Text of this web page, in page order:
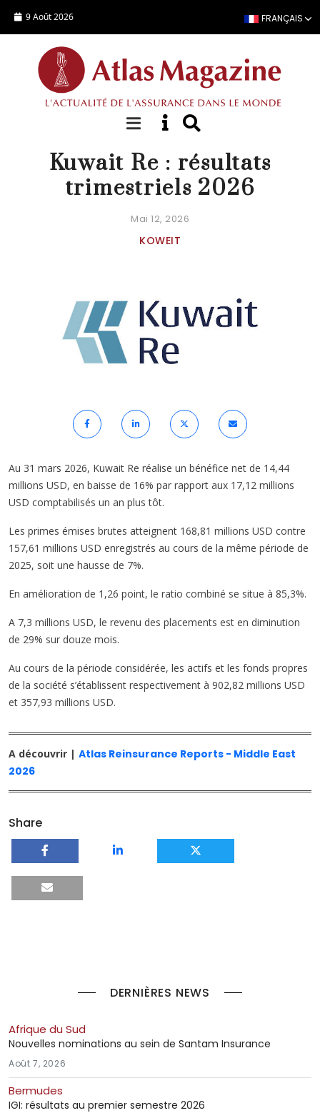
9 Août 2026 FRANÇAIS
ACTUALITÉ
Kuwait Re : résultats
trimestriels 2026
Mai 12, 2026
KOWEIT
Au 31 mars 2026, Kuwait Re réalise un bénéfice net de 14,44
millions USD, en baisse de 16% par rapport aux 17,12 millions
USD comptabilisés un an plus tôt.
Les primes émises brutes atteignent 168,81 millions USD contre
157,61 millions USD enregistrés au cours de la même période de
2025, soit une hausse de 7%.
En amélioration de 1,26 point, le ratio combiné se situe à 85,3%.
A 7,3 millions USD, le revenu des placements est en diminution
de 29% sur douze mois.
Au cours de la période considérée, les actifs et les fonds propres
de la société s’établissent respectivement à 902,82 millions USD
et 357,93 millions USD.
A découvrir | Atlas Reinsurance Reports - Middle East
2026
Share
DERNIÈRES NEWS
Afrique du Sud
Nouvelles nominations au sein de Santam Insurance
Août 7, 2026
Bermudes
IGI: résultats au premier semestre 2026